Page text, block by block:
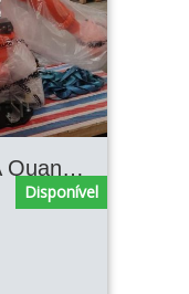
Prateleira KUKA Quantec KR 120 R3900-2 K
Disponível